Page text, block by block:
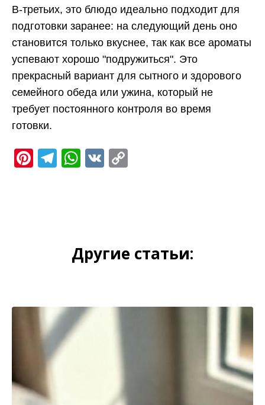
В-третьих, это блюдо идеально подходит для
подготовки заранее: на следующий день оно
становится только вкуснее, так как все ароматы
успевают хорошо "подружиться". Это
прекрасный вариант для сытного и здорового
семейного обеда или ужина, который не
требует постоянного контроля во время
готовки.
Pinterest
Telegram
WhatsApp
VK
Другие статьи: